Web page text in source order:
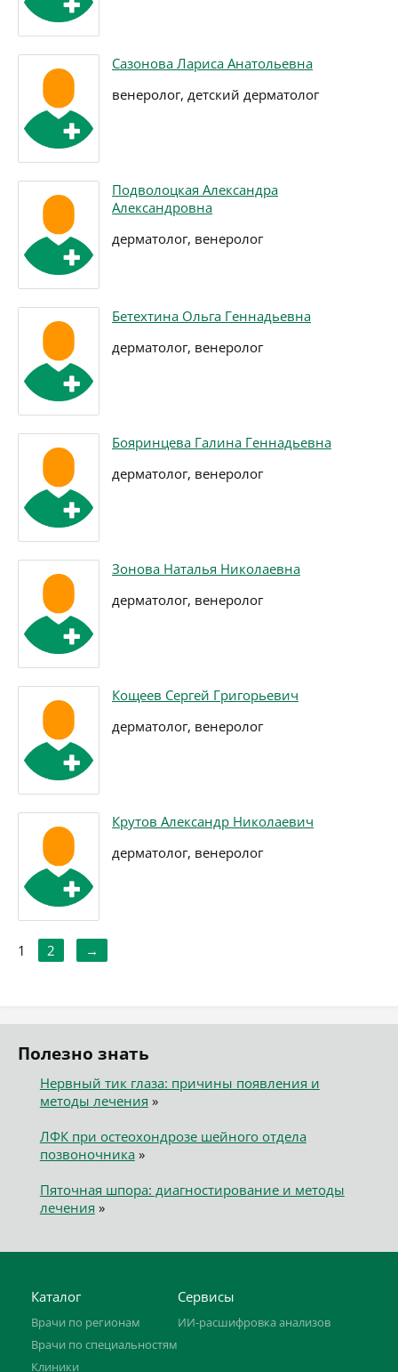
Сазонова Лариса Анатольевна
венеролог, детский дерматолог
Подволоцкая Александра
Александровна
дерматолог, венеролог
Бетехтина Ольга Геннадьевна
дерматолог, венеролог
Бояринцева Галина Геннадьевна
дерматолог, венеролог
Зонова Наталья Николаевна
дерматолог, венеролог
Кощеев Сергей Григорьевич
дерматолог, венеролог
Крутов Александр Николаевич
дерматолог, венеролог
1 2 →
Полезно знать
Нервный тик глаза: причины появления и
методы лечения »
ЛФК при остеохондрозе шейного отдела
позвоночника»
Пяточная шпора: диагностирование и методы
лечения »
Каталог
Врачи по регионам
Врачи по специальностям
Клиники
Сервисы
ИИ-расшифровка анализов